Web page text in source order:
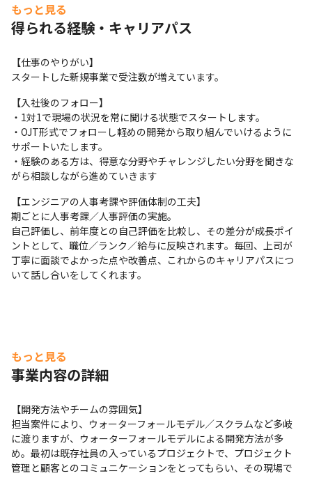
もっと見る
得られる経験・キャリアパス
【仕事のやりがい】
スタートした新規事業で受注数が増えています。
【入社後のフォロー】
・1対1で現場の状況を常に聞ける状態でスタートします。
・OJT形式でフォローし軽めの開発から取り組んでいけるように
サポートいたします。
・経験のある方は、得意な分野やチャレンジしたい分野を聞きな
がら相談しながら進めていきます
【エンジニアの人事考課や評価体制の工夫】
期ごとに人事考課／人事評価の実施。
自己評価し、前年度との自己評価を比較し、その差分が成長ポイ
ントとして、職位／ランク／給与に反映されます。毎回、上司が
丁寧に面談でよかった点や改善点、これからのキャリアパスにつ
いて話し合いをしてくれます。
もっと見る
事業内容の詳細
【開発方法やチームの雰囲気】
担当案件により、ウォーターフォールモデル／スクラムなど多岐
に渡りますが、ウォーターフォールモデルによる開発方法が多
め。最初は既存社員の入っているプロジェクトで、プロジェクト
管理と顧客とのコミュニケーションをとってもらい、その現場で